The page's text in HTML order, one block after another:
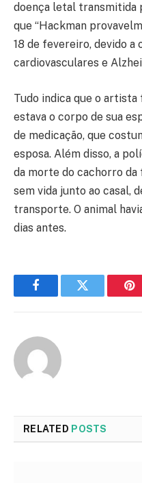
doença letal transmitida
que “Hackman
18 de fevereiro, devido a
cardiovasculares e
Tudo indica que o artista
estava o corpo de sua
de medicação, que
esposa. Além disso, a
da morte do cachorro
sem vida junto ao casal,
transporte. O animal
dias antes.
FacebookTwitter
RELATED POSTS